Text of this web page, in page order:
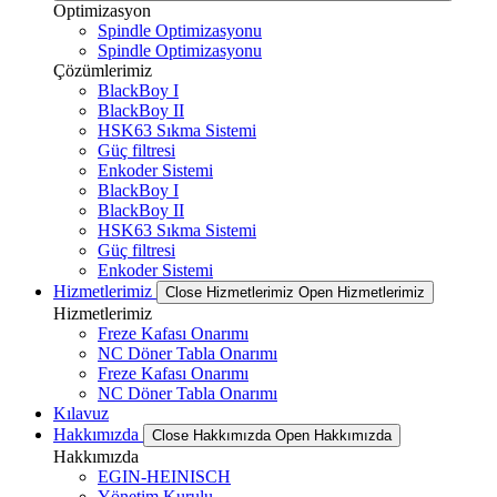
Optimizasyon
Spindle Optimizasyonu
Spindle Optimizasyonu
Çözümlerimiz
BlackBoy I
BlackBoy II
HSK63 Sıkma Sistemi
Güç filtresi
Enkoder Sistemi
BlackBoy I
BlackBoy II
HSK63 Sıkma Sistemi
Güç filtresi
Enkoder Sistemi
Hizmetlerimiz
Close Hizmetlerimiz Open Hizmetlerimiz
Hizmetlerimiz
Freze Kafası Onarımı
NC Döner Tabla Onarımı
Freze Kafası Onarımı
NC Döner Tabla Onarımı
Kılavuz
Hakkımızda
Close Hakkımızda Open Hakkımızda
Hakkımızda
EGIN-HEINISCH